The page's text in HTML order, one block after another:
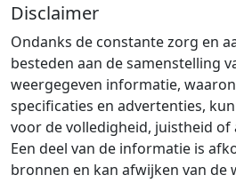
Disclaimer
Ondanks de constante zorg en
besteden aan de samenstelling
weergegeven informatie,
specificaties en advertenties,
voor de volledigheid, juistheid of
Een deel van de informatie is
bronnen en kan afwijken van de